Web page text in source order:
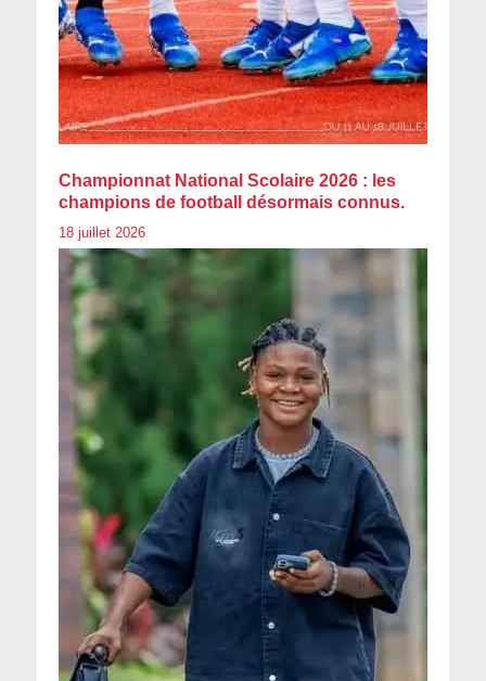
Championnat National Scolaire 2026 : les
champions de football désormais connus.
18 juillet 2026